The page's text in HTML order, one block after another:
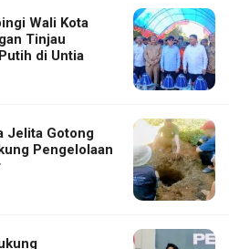
Wali Kota
Tinjau
di Untia
Jelita Gotong
Pengelolaan